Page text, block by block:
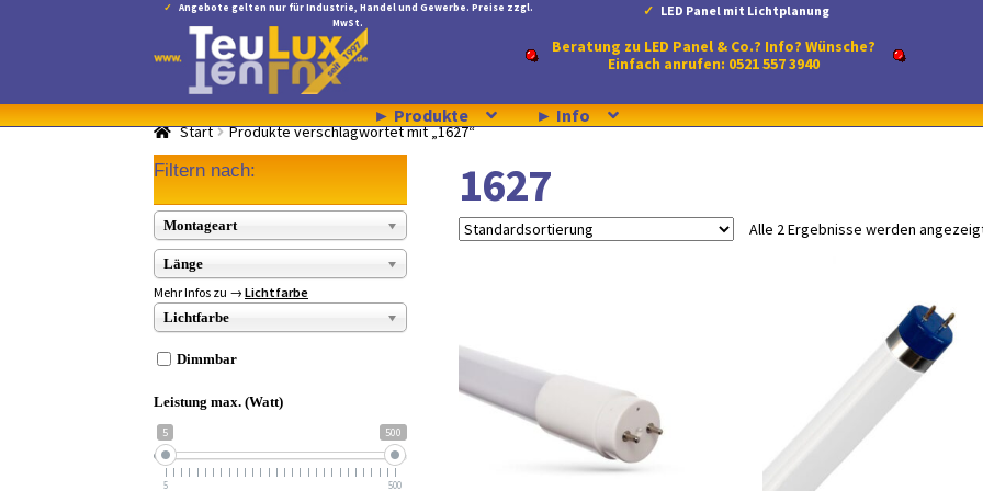
Angebote gelten nur für Industrie, Handel und Gewerbe. Preise zzgl.
MwSt.
LED Panel mit Lichtplanung
Navigation
springen
Inhalt
springen
Beratung zu LED Panel & Co.? Info? Wünsche?
Einfach anrufen: 0521 557 3940
► Produkte ► Info
Start Produkte verschlagwortet mit „1627“
1627
Alle 2 Ergebnisse werden
Filtern nach:
Montageart
Länge
Mehr Infos zu →Lichtfarbe
Lichtfarbe
Dimmbar
Leistung max. (Watt)
5 500
5 500